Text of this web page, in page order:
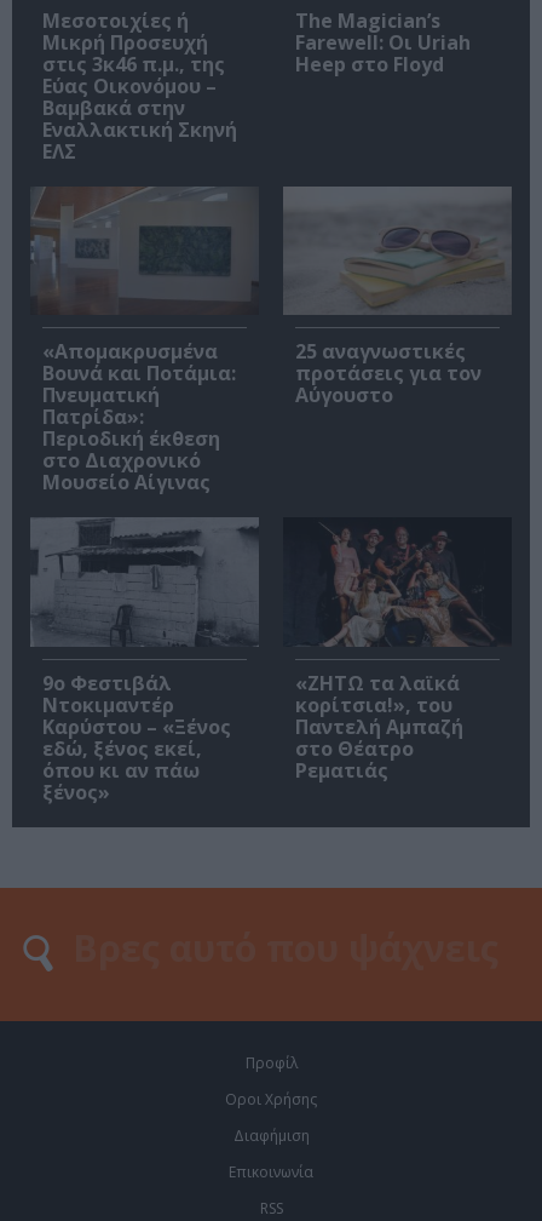
Μεσοτοιχίες ή
Μικρή Προσευχή
στις 3κ46 π.μ., της
Εύας Οικονόμου –
Βαμβακά στην
Εναλλακτική Σκηνή
ΕΛΣ
The Magician’s
Farewell: Οι Uriah
Heep στο Floyd
«Απομακρυσμένα
Βουνά και Ποτάμια:
Πνευματική
Πατρίδα»:
Περιοδική έκθεση
στο Διαχρονικό
Μουσείο Αίγινας
25 αναγνωστικές
προτάσεις για τον
Αύγουστο
9ο Φεστιβάλ
Ντοκιμαντέρ
Καρύστου – «Ξένος
εδώ, ξένος εκεί,
όπου κι αν πάω
ξένος»
«ΖΗΤΩ τα λαϊκά
κορίτσια!», του
Παντελή Αμπαζή
στο Θέατρο
Ρεματιάς
Προφίλ
Οροι Χρήσης
Διαφήμιση
Επικοινωνία
RSS